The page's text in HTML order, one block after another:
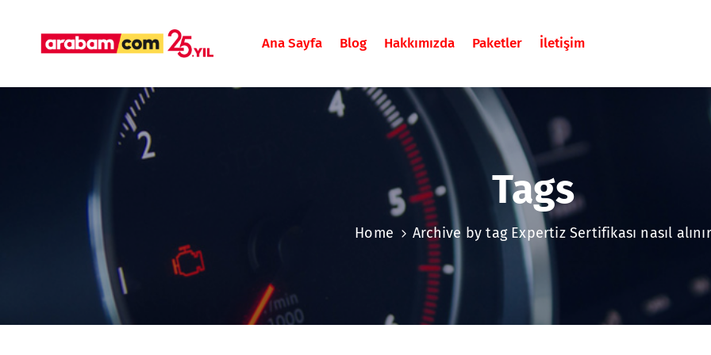
Ana Sayfa Blog Hakkımızda Paketler İletişim
Tags
Home Archive by tag Expertiz Sertifikası nasıl alınır